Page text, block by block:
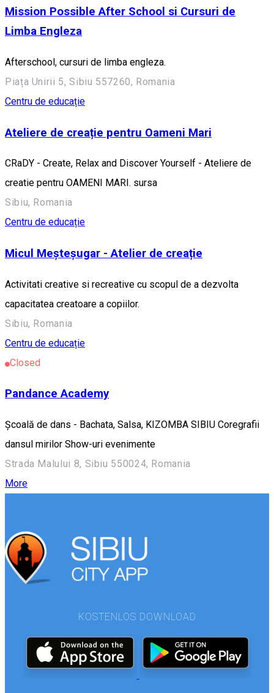
Mission Possible After School si Cursuri de
Limba Engleza
Afterschool, cursuri de limba engleza.
Piața Unirii 5, Sibiu 557260, Romania
Centru de educație
Ateliere de creație pentru Oameni Mari
CRaDY - Create, Relax and Discover Yourself - Ateliere de
creatie pentru OAMENI MARI. sursa
Sibiu, Romania
Centru de educație
Micul Meșteșugar - Atelier de creație
Activitati creative si recreative cu scopul de a dezvolta
capacitatea creatoare a copiilor.
Sibiu, Romania
Centru de educație
Closed
Pandance Academy
Școală de dans - Bachata, Salsa, KIZOMBA SIBIU Coregrafii
dansul mirilor Show-uri evenimente
Strada Malului 8, Sibiu 550024, Romania
More
KOSTENLOS DOWNLOAD